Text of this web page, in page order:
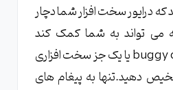
درایور سخت افزار شما دچار
می تواند به شما کمک کند
مشکل را که یک buggy driver یا یک جز سخت افزاری
دهید.تنها به پیغام های